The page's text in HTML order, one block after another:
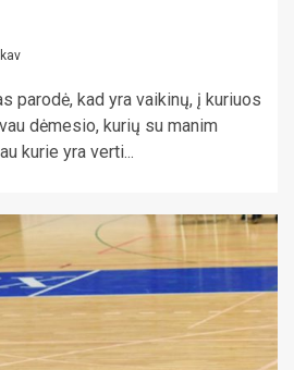
parodė, kad yra vaikinų, į kuriuos
dėmesio, kurių su manim
kurie yra verti...